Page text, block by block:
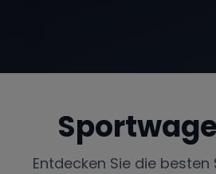
Entdecken Sie die